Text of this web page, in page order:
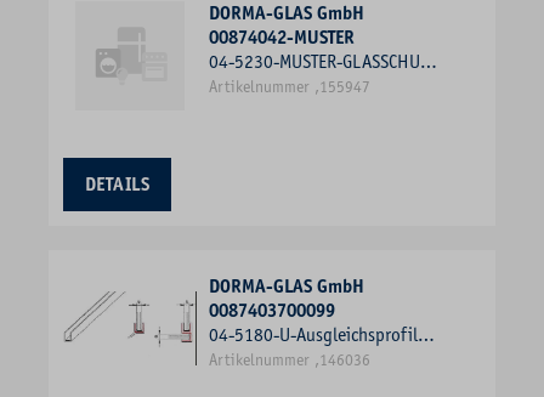
DORMA-GLAS GmbH
00874042-MUSTER
04-5230-MUSTER-GLASSCHUTZ
11MM
Artikelnummer ,155947
DETAILS
DORMA-GLAS GmbH
0087403700099
04-5180-U-Ausgleichsprofil
6mmx2000mm
Artikelnummer ,146036